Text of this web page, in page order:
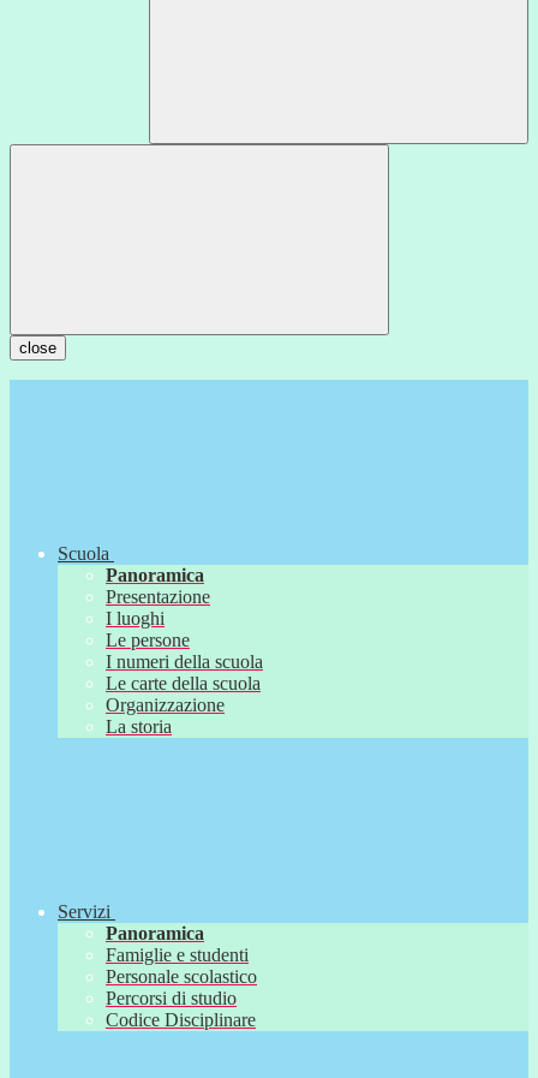
close
Scuola
Panoramica
Presentazione
I luoghi
Le persone
I numeri della scuola
Le carte della scuola
Organizzazione
La storia
Servizi
Panoramica
Famiglie e studenti
Personale scolastico
Percorsi di studio
Codice Disciplinare